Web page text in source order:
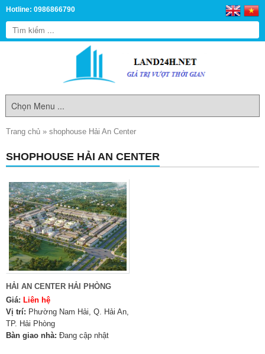
Hotline: 0986866790
Trang chủ » shophouse Hải An Center
SHOPHOUSE HẢI AN CENTER
HẢI AN CENTER HẢI PHÒNG
Giá: Liên hệ
Vị trí: Phường Nam Hải, Q. Hải An,
TP. Hải Phòng
Bàn giao nhà: Đang cập nhật